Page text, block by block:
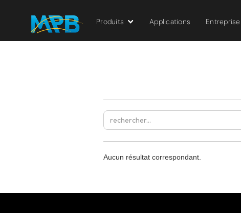
Aucun résultat correspondant.
Produits Applications Entreprise